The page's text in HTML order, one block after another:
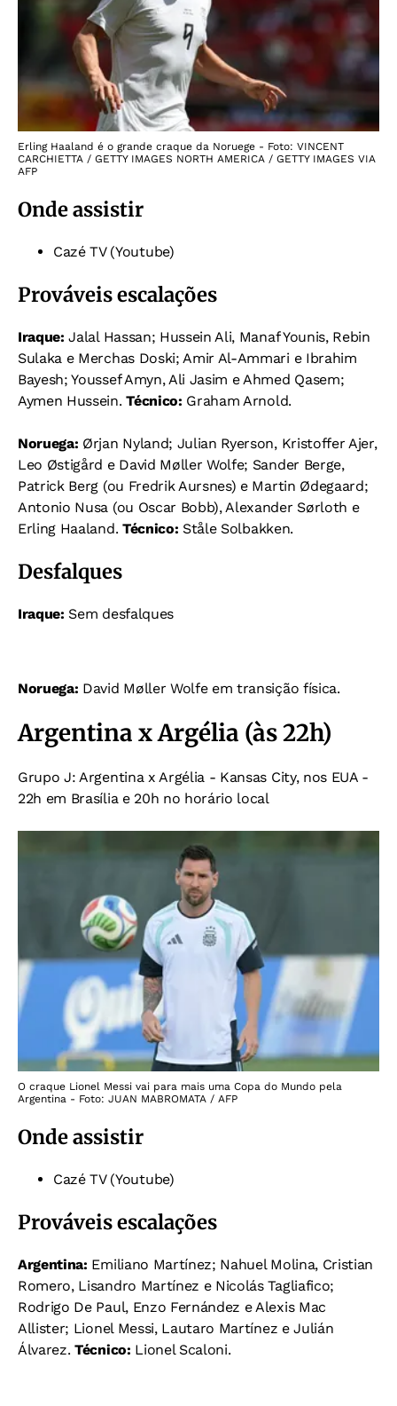
Erling Haaland é o grande craque da Noruege - Foto: VINCENT
CARCHIETTA / GETTY IMAGES NORTH AMERICA / GETTY IMAGES VIA
AFP
Onde assistir
Cazé TV (Youtube)
Prováveis escalações
Iraque:Jalal Hassan; Hussein Ali, Manaf Younis, Rebin
Sulaka e Merchas Doski; Amir Al-Ammari e Ibrahim
Bayesh; Youssef Amyn, Ali Jasim e Ahmed Qasem;
Aymen Hussein. Técnico: Graham Arnold.
Noruega: Ørjan Nyland; Julian Ryerson, Kristoffer Ajer,
Leo Østigård e David Møller Wolfe; Sander Berge,
Patrick Berg (ou Fredrik Aursnes) e Martin Ødegaard;
Antonio Nusa (ou Oscar Bobb), Alexander Sørloth e
Erling Haaland. Técnico: Ståle Solbakken.
Desfalques
Iraque: Sem desfalques
Noruega: David Møller Wolfe em transição física.
Argentina x Argélia (às 22h)
Grupo J: Argentina x Argélia - Kansas City, nos EUA -
22h em Brasília e 20h no horário local
O craque Lionel Messi vai para mais uma Copa do Mundo pela
Argentina - Foto: JUAN MABROMATA / AFP
Onde assistir
Cazé TV (Youtube)
Prováveis escalações
Argentina: Emiliano Martínez; Nahuel Molina, Cristian
Romero, Lisandro Martínez e Nicolás Tagliafico;
Rodrigo De Paul, Enzo Fernández e Alexis Mac
Allister; Lionel Messi, Lautaro Martínez e Julián
Álvarez.Técnico: Lionel Scaloni.